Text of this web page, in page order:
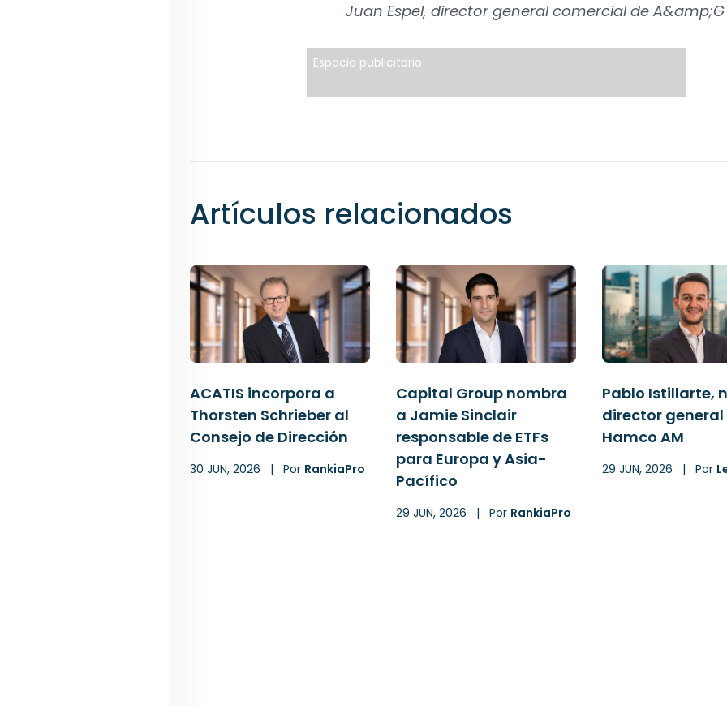
Juan Espel, director general comercial de A&amp;G
Espacio publicitario
Artículos relacionados
ACATIS incorpora a
Thorsten Schrieber al
Consejo de Dirección
30 JUN, 2026 | Por RankiaPro
Capital Group nombra
a Jamie Sinclair
responsable de ETFs
para Europa y Asia-
Pacífico
29 JUN, 2026 | Por RankiaPro
Pablo Istillarte,
director general
Hamco AM
29 JUN, 2026 | Por